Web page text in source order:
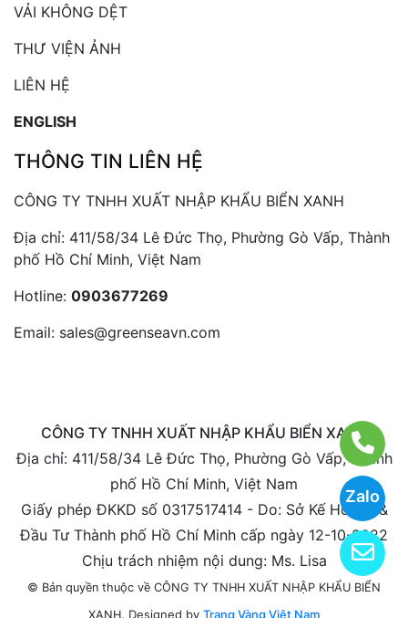
Zalo
VẢI KHÔNG DỆT
THƯ VIỆN ẢNH
LIÊN HỆ
ENGLISH
THÔNG TIN LIÊN HỆ
CÔNG TY TNHH XUẤT NHẬP KHẨU BIỂN XANH
Địa chỉ: 411/58/34 Lê Đức Thọ, Phường Gò Vấp, Thành
phố Hồ Chí Minh, Việt Nam
Hotline: 0903677269
Email: sales@greenseavn.com
CÔNG TY TNHH XUẤT NHẬP KHẨU BIỂN XANH
Địa chỉ: 411/58/34 Lê Đức Thọ, Phường Gò Vấp, Thành
phố Hồ Chí Minh, Việt Nam
Giấy phép ĐKKD số 0317517414 - Do: Sở Kế Hoạch &
Đầu Tư Thành phố Hồ Chí Minh cấp ngày 12-10-2022
Chịu trách nhiệm nội dung: Ms. Lisa
© Bản quyền thuộc về CÔNG TY TNHH XUẤT NHẬP KHẨU BIỂN
XANH. Designed by Trang Vàng Việt Nam